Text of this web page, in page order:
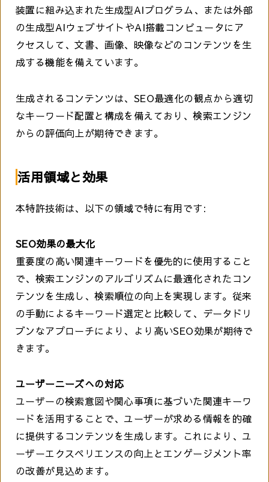
装置に組み込まれた生成型AIプログラム、または外部
の生成型AIウェブサイトやAI搭載コンピュータにア
クセスして、文書、画像、映像などのコンテンツを生
成する機能を備えています。
生成されるコンテンツは、SEO最適化の観点から適切
なキーワード配置と構成を備えており、検索エンジン
からの評価向上が期待できます。
活用領域と効果
本特許技術は、以下の領域で特に有用です:
SEO効果の最大化
重要度の高い関連キーワードを優先的に使用すること
で、検索エンジンのアルゴリズムに最適化されたコン
テンツを生成し、検索順位の向上を実現します。従来
の手動によるキーワード選定と比較して、データドリ
ブンなアプローチにより、より高いSEO効果が期待で
きます。
ユーザーニーズへの対応
ユーザーの検索意図や関心事項に基づいた関連キーワ
ードを活用することで、ユーザーが求める情報を的確
に提供するコンテンツを生成します。これにより、ユ
ーザーエクスペリエンスの向上とエンゲージメント率
の改善が見込めます。